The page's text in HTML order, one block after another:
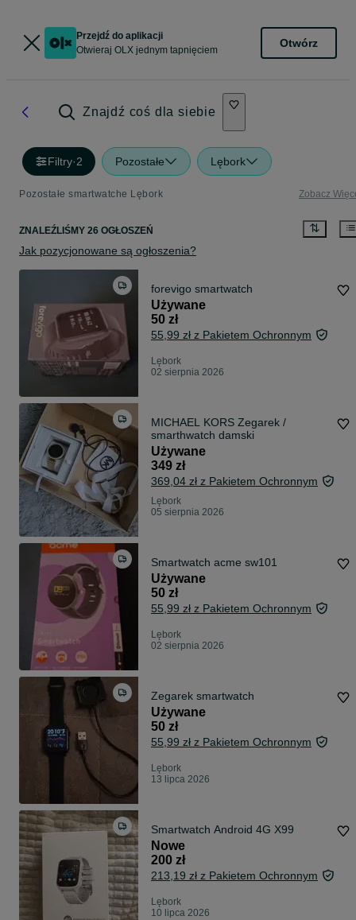
Przejdź do aplikacji
Otwieraj OLX jednym tapnięciem
Otwórz
Znajdź coś dla siebie
Filtry·2 Pozostałe Lębork
Pozostałe smartwatche Lębork Zobacz
ZNALEŹLIŚMY 26 OGŁOSZEŃ
Jak pozycjonowane są ogłoszenia?
forevigo smartwatch
Używane
50 zł
55,99 zł z Pakietem Ochronnym
Lębork
02 sierpnia 2026
MICHAEL KORS Zegarek /
smarthwatch damski
Używane
349 zł
369,04 zł z Pakietem Ochronnym
Lębork
05 sierpnia 2026
Smartwatch acme sw101
Używane
50 zł
55,99 zł z Pakietem Ochronnym
Lębork
02 sierpnia 2026
Zegarek smartwatch
Używane
50 zł
55,99 zł z Pakietem Ochronnym
Lębork
13 lipca 2026
Smartwatch Android 4G X99
Nowe
200 zł
213,19 zł z Pakietem Ochronnym
Lębork
10 lipca 2026